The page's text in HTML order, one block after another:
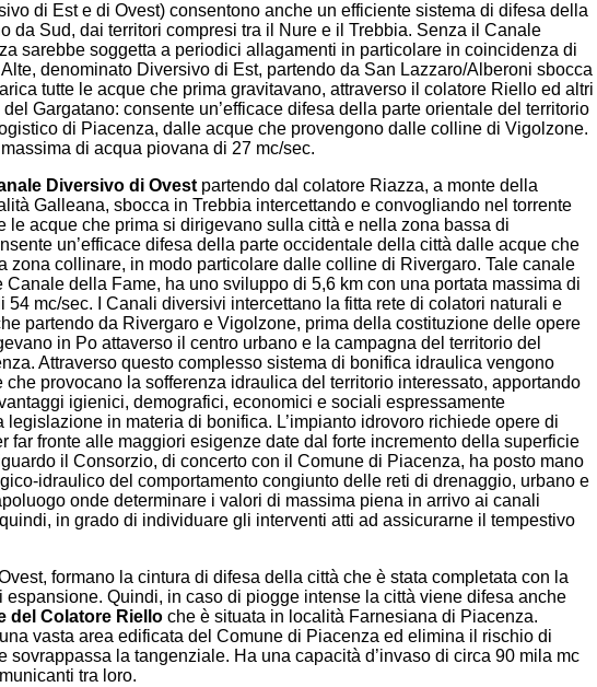
di Est e di Ovest) consentono anche un efficiente sistema di difesa della
da Sud, dai territori compresi tra il Nure e il Trebbia. Senza il Canale
sarebbe soggetta a periodici allagamenti in particolare in coincidenza di
denominato Diversivo di Est, partendo da San Lazzaro/Alberoni sbocca
tutte le acque che prima gravitavano, attraverso il colatore Riello ed altri
Gargatano: consente un’efficace difesa della parte orientale del territorio
di Piacenza, dalle acque che provengono dalle colline di Vigolzone.
di acqua piovana di 27 mc/sec.
Diversivo di Ovest partendo dal colatore Riazza, a monte della
Galleana, sbocca in Trebbia intercettando e convogliando nel torrente
le acque che prima si dirigevano sulla città e nella zona bassa di
un’efficace difesa della parte occidentale della città dalle acque che
zona collinare, in modo particolare dalle colline di Rivergaro. Tale canale
Canale della Fame, ha uno sviluppo di 5,6 km con una portata massima di
54 mc/sec. I Canali diversivi intercettano la fitta rete di colatori naturali e
partendo da Rivergaro e Vigolzone, prima della costituzione delle opere
in Po attaverso il centro urbano e la campagna del territorio del
Attraverso questo complesso sistema di bonifica idraulica vengono
che provocano la sofferenza idraulica del territorio interessato, apportando
igienici, demografici, economici e sociali espressamente
legislazione in materia di bonifica. L’impianto idrovoro richiede opere di
far fronte alle maggiori esigenze date dal forte incremento della superficie
il Consorzio, di concerto con il Comune di Piacenza, ha posto mano
idraulico del comportamento congiunto delle reti di drenaggio, urbano e
onde determinare i valori di massima piena in arrivo ai canali
in grado di individuare gli interventi atti ad assicurarne il tempestivo
formano la cintura di difesa della città che è stata completata con la
Quindi, in caso di piogge intense la città viene difesa anche
del Colatore Riello che è situata in località Farnesiana di Piacenza.
vasta area edificata del Comune di Piacenza ed elimina il rischio di
la tangenziale. Ha una capacità d’invaso di circa 90 mila mc
tra loro.